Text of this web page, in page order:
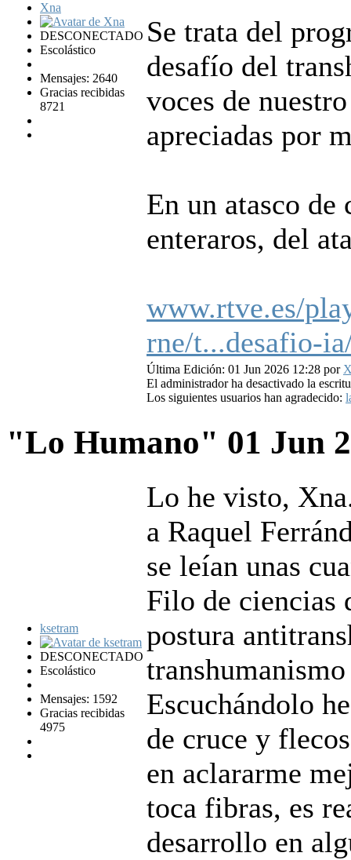
Xna
DESCONECTADO
Escolástico
Mensajes: 2640
Gracias recibidas
8721
Se trata del
desafío del
voces de
apreciadas por
En un atasco de
enteraros, del
www.rtve.es/
rne/t...desafio-
Última Edición: 01 Jun 2026 12:28 por
El administrador ha desactivado la
Los siguientes usuarios han agradecido:
"Lo Humano" 01 Jun
ksetram
DESCONECTADO
Escolástico
Mensajes: 1592
Gracias recibidas
4975
Lo he visto,
a Raquel
se leían unas
Filo de ciencias
postura
Escuchándolo
de cruce y
en aclararme
toca fibras, es
desarrollo en